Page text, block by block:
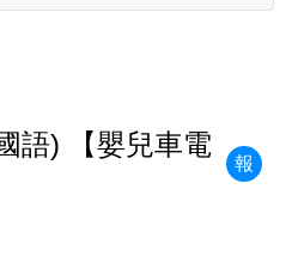
語) 【嬰兒車電
報